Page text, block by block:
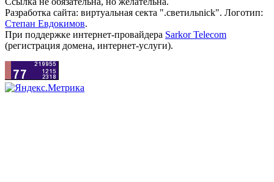
Разработка сайта: виртуальная секта ".светильnick". Логотип:
Степан Евдокимов.
При поддержке интернет-провайдера Sarkor Telecom
(регистрация домена, интернет-услуги).